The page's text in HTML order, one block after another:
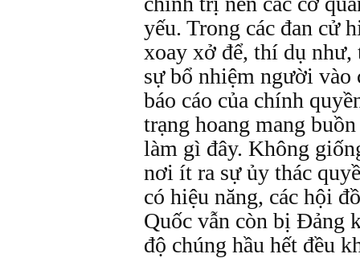
yếu. Trong các đan cử
xoay xở để, thí dụ
sự bổ nhiệm người vào
báo cáo của chính
trạng hoang mang
làm gì đây. Không
nơi ít ra sự ủy thác
có hiệu năng, các hội
Quốc vẫn còn bị Ðảng
độ chúng hầu hết đều